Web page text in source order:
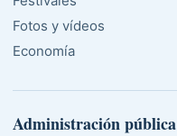
Fotos y vídeos
Economía
Administración pública